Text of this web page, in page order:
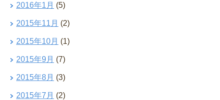
2016年1月 (5)
2015年11月 (2)
2015年10月 (1)
2015年9月 (7)
2015年8月 (3)
2015年7月 (2)